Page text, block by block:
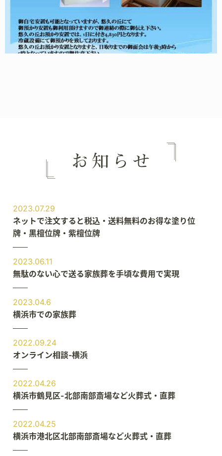
2023.07.29
ネットで注文すると税込・送料無料のお得な塗り位
牌・黒檀位牌・紫檀位牌
2023.06.11
無駄のない心で送る家族葬を手頃な費用で実現
2023.04.6
横浜市での家族葬
2022.09.24
オンライン相談‐横浜
2022.04.26
横浜市鶴見区-北部南部斎場など火葬式・直葬
2022.04.25
横浜市港北区北部南部斎場など火葬式・直葬